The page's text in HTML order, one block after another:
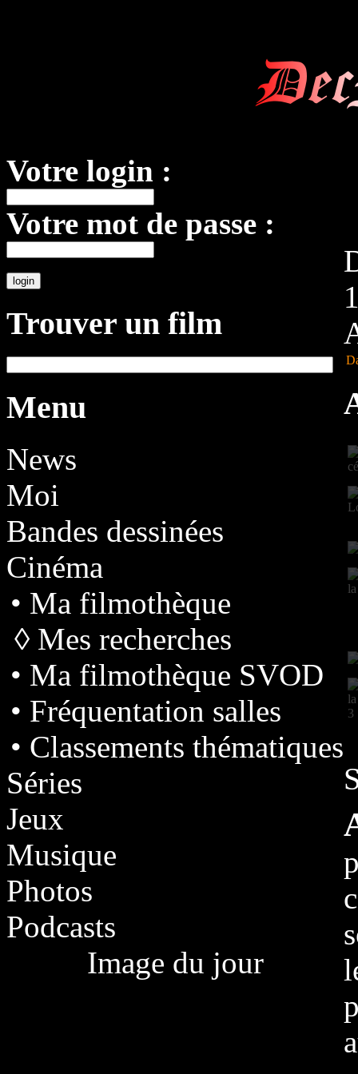
Votre login :
Votre mot de passe :
Trouver un film
Menu
News
Moi
Bandes dessinées
Cinéma
• Ma filmothèque
◊ Mes recherches
• Ma filmothèque SVOD
• Fréquentation salles
• Classements thématiques
Séries
Jeux
Musique
Photos
Podcasts
Image du jour